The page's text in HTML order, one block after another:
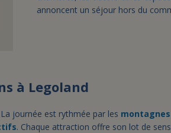
annoncent un séjour hors du
à Legoland
journée est rythmée par les
. Chaque attraction offre son lot de